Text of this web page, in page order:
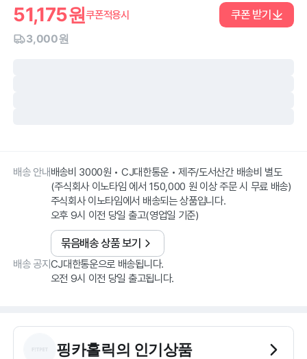
51,175원쿠폰적용시 쿠폰 받기
3,000원
배송 안내배송비 3000원 • CJ대한통운 • 제주/도서산간 배송비 별도
(주식회사 이노타임 에서 150,000 원 이상 주문 시 무료 배송)
주식회사 이노타임에서 배송되는 상품입니다.
오후 9시 이전 당일 출고(영업일 기준)
묶음배송 상품 보기
배송 공지 CJ대한통운으로 배송됩니다.
오전 9시 이전 당일 출고됩니다.
핑카홀릭의 인기상품